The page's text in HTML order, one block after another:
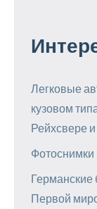
Легковые
кузовом
Рейхсвере
Германские
Первой